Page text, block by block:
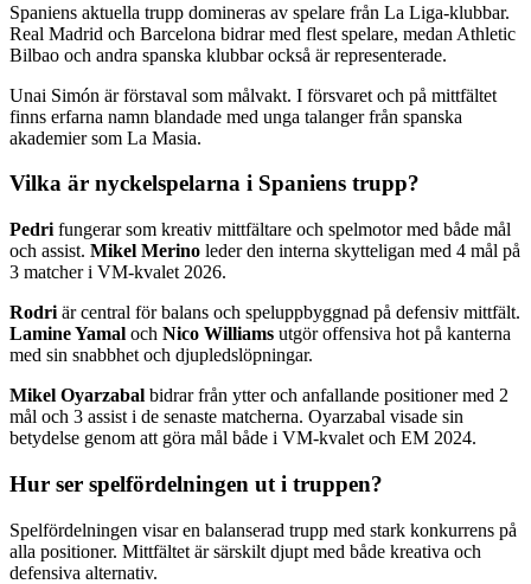
Spaniens aktuella trupp domineras av spelare från La Liga-klubbar.
Real Madrid och Barcelona bidrar med flest spelare, medan Athletic
Bilbao och andra spanska klubbar också är representerade.
Unai Simón är förstaval som målvakt. I försvaret och på mittfältet
finns erfarna namn blandade med unga talanger från spanska
akademier som La Masia.
Vilka är nyckelspelarna i Spaniens trupp?
Pedri fungerar som kreativ mittfältare och spelmotor med både mål
och assist. Mikel Merino leder den interna skytteligan med 4 mål på
3 matcher i VM-kvalet 2026.
Rodri är central för balans och speluppbyggnad på defensiv mittfält.
Lamine Yamal och Nico Williams utgör offensiva hot på kanterna
med sin snabbhet och djupledslöpningar.
Mikel Oyarzabal bidrar från ytter och anfallande positioner med 2
mål och 3 assist i de senaste matcherna. Oyarzabal visade sin
betydelse genom att göra mål både i VM-kvalet och EM 2024.
Hur ser spelfördelningen ut i truppen?
Spelfördelningen visar en balanserad trupp med stark konkurrens på
alla positioner. Mittfältet är särskilt djupt med både kreativa och
defensiva alternativ.